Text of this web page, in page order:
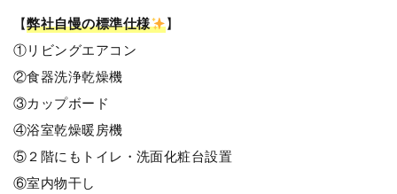
【弊社自慢の標準仕様
】
①リビングエアコン
②食器洗浄乾燥機
③カップボード
④浴室乾燥暖房機
⑤２階にもトイレ・洗面化粧台設置
⑥室内物干し